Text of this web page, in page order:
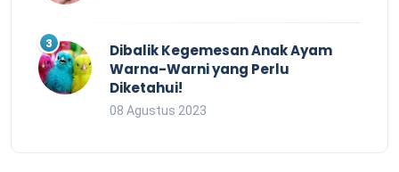
Dibalik Kegemesan Anak Ayam
Warna-Warni yang Perlu
Diketahui!
08 Agustus 2023